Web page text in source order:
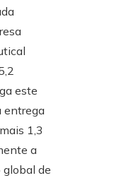
este
entrega
1,3
a
de